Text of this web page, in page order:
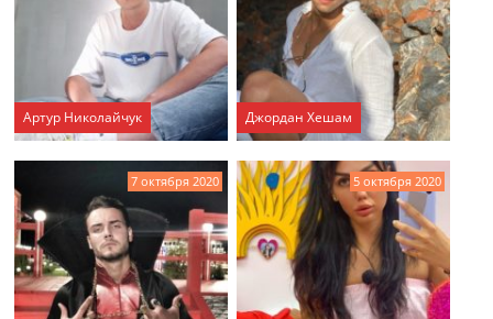
Артур Николайчук Джордан Хешам
7 октября 2020 5 октября 2020